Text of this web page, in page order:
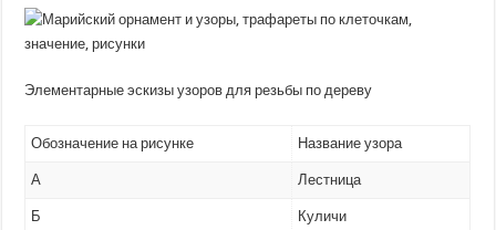
Элементарные эскизы узоров для резьбы по дереву
Обозначение на рисунке Название узора
А Лестница
Б Куличи